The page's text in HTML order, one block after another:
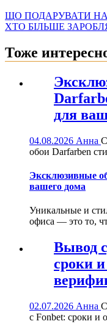
ЩО ПОДАРУВАТИ НА
ХТО БІЛЬШЕ
Тоже
для
04.08.2026 Анна
обои Darfarben
Эксклюзивные
вашего дома
Уникальные и
офиса — это то,
Вывод
сроки
02.07.2026 Анна
с Fonbet: сроки и